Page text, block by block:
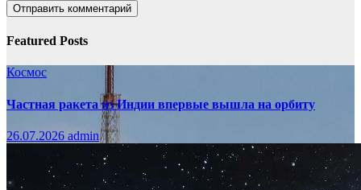
Featured Posts
Космос
Частная ракета из Индии впервые вышла на орбиту
26.07.2026 admin